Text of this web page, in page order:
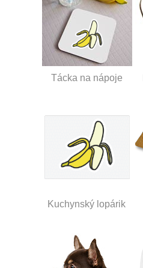
Tácka na nápoje
Kuchynský lopárik